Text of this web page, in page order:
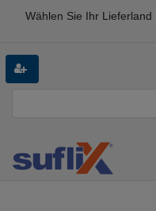
Wählen Sie Ihr Lieferland